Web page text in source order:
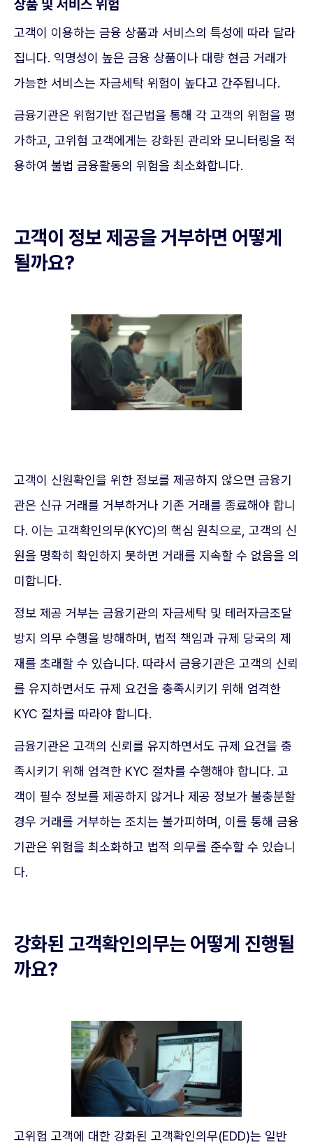
상품 및 서비스 위험
고객이 이용하는 금융 상품과 서비스의 특성에 따라 달라
집니다. 익명성이 높은 금융 상품이나 대량 현금 거래가
가능한 서비스는 자금세탁 위험이 높다고 간주됩니다.
금융기관은 위험기반 접근법을 통해 각 고객의 위험을 평
가하고, 고위험 고객에게는 강화된 관리와 모니터링을 적
용하여 불법 금융활동의 위험을 최소화합니다.
고객이 정보 제공을 거부하면 어떻게
될까요?
고객이 신원확인을 위한 정보를 제공하지 않으면 금융기
관은 신규 거래를 거부하거나 기존 거래를 종료해야 합니
다. 이는 고객확인의무(KYC)의 핵심 원칙으로, 고객의 신
원을 명확히 확인하지 못하면 거래를 지속할 수 없음을 의
미합니다.
정보 제공 거부는 금융기관의 자금세탁 및 테러자금조달
방지 의무 수행을 방해하며, 법적 책임과 규제 당국의 제
재를 초래할 수 있습니다. 따라서 금융기관은 고객의 신뢰
를 유지하면서도 규제 요건을 충족시키기 위해 엄격한
KYC 절차를 따라야 합니다.
금융기관은 고객의 신뢰를 유지하면서도 규제 요건을 충
족시키기 위해 엄격한 KYC 절차를 수행해야 합니다. 고
객이 필수 정보를 제공하지 않거나 제공 정보가 불충분할
경우 거래를 거부하는 조치는 불가피하며, 이를 통해 금융
기관은 위험을 최소화하고 법적 의무를 준수할 수 있습니
다.
강화된 고객확인의무는 어떻게 진행될
까요?
고위험 고객에 대한 강화된 고객확인의무(EDD)는 일반